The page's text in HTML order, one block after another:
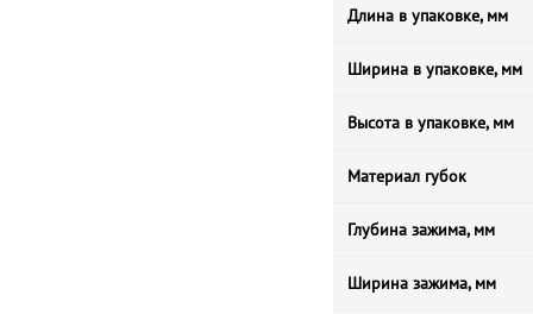
Длина в упаковке, мм
Ширина в упаковке, мм
Высота в упаковке, мм
Материал губок
Глубина зажима, мм
Ширина зажима, мм